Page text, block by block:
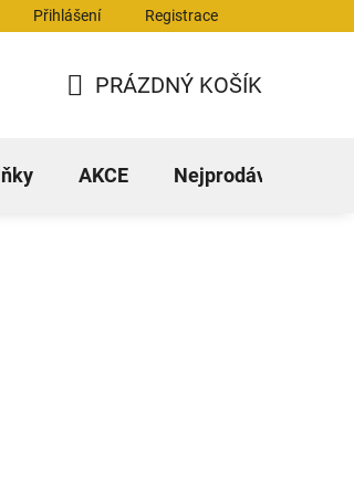
dotazy
Přihlášení Registrace
KOŠÍK
PRÁZDNÝ KOŠÍK
AKCE Nejprodávanější